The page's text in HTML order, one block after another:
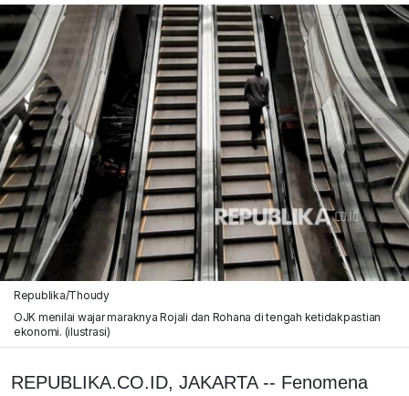
Republika/Thoudy
OJK menilai wajar maraknya Rojali dan Rohana di tengah ketidakpastian
ekonomi. (ilustrasi)
REPUBLIKA.CO.ID, JAKARTA -- Fenomena